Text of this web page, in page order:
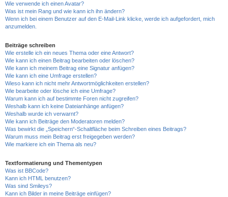
Wie verwende ich einen Avatar?
Was ist mein Rang und wie kann ich ihn ändern?
Wenn ich bei einem Benutzer auf den E-Mail-Link klicke, werde ich aufgefordert, mich
anzumelden.
Beiträge schreiben
Wie erstelle ich ein neues Thema oder eine Antwort?
Wie kann ich einen Beitrag bearbeiten oder löschen?
Wie kann ich meinem Beitrag eine Signatur anfügen?
Wie kann ich eine Umfrage erstellen?
Wieso kann ich nicht mehr Antwortmöglichkeiten erstellen?
Wie bearbeite oder lösche ich eine Umfrage?
Warum kann ich auf bestimmte Foren nicht zugreifen?
Weshalb kann ich keine Dateianhänge anfügen?
Weshalb wurde ich verwarnt?
Wie kann ich Beiträge den Moderatoren melden?
Was bewirkt die „Speichern“-Schaltfläche beim Schreiben eines Beitrags?
Warum muss mein Beitrag erst freigegeben werden?
Wie markiere ich ein Thema als neu?
Textformatierung und Thementypen
Was ist BBCode?
Kann ich HTML benutzen?
Was sind Smileys?
Kann ich Bilder in meine Beiträge einfügen?